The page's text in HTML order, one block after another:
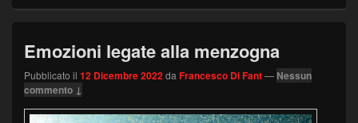
Emozioni legate alla menzogna
Pubblicato il 12 Dicembre 2022da Francesco Di Fant— Nessun
commento ↓